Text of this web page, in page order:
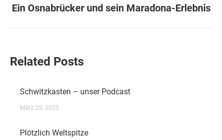
Nächster
Ein Osnabrücker und sein Maradona-Erlebnis
Related Posts
Schwitzkasten – unser Podcast
März 28, 2025
Plötzlich Weltspitze